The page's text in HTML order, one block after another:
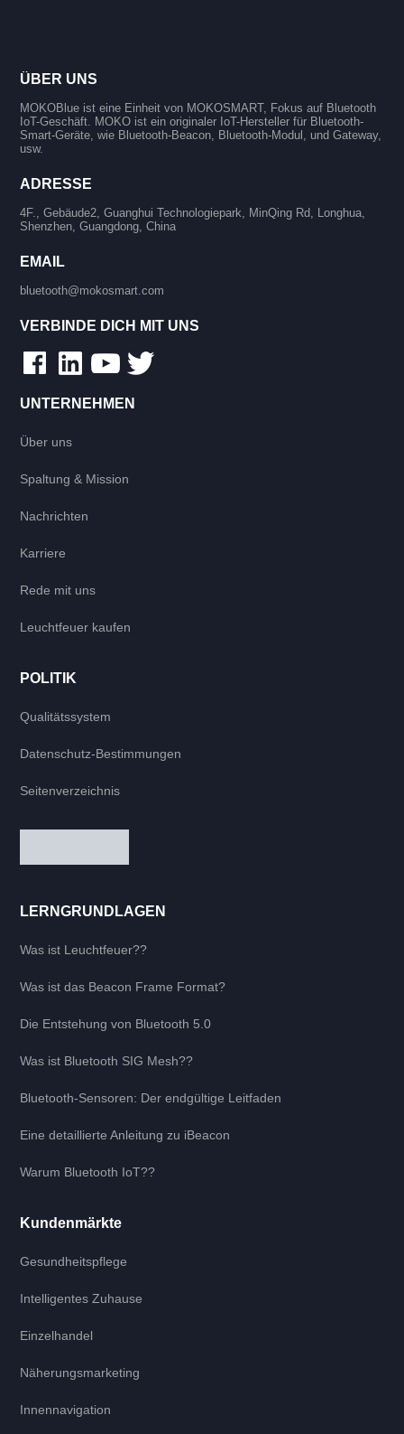
ÜBER UNS
MOKOBlue ist eine Einheit von MOKOSMART, Fokus auf Bluetooth
IoT-Geschäft. MOKO ist ein originaler IoT-Hersteller für Bluetooth-
Smart-Geräte, wie Bluetooth-Beacon, Bluetooth-Modul, und Gateway,
usw.
ADRESSE
4F., Gebäude2, Guanghui Technologiepark, MinQing Rd, Longhua,
Shenzhen, Guangdong, China
EMAIL
bluetooth@mokosmart.com
VERBINDE DICH MIT UNS
UNTERNEHMEN
Über uns
Spaltung & Mission
Nachrichten
Karriere
Rede mit uns
Leuchtfeuer kaufen
POLITIK
Qualitätssystem
Datenschutz-Bestimmungen
Seitenverzeichnis
LERNGRUNDLAGEN
Was ist Leuchtfeuer??
Was ist das Beacon Frame Format?
Die Entstehung von Bluetooth 5.0
Was ist Bluetooth SIG Mesh??
Bluetooth-Sensoren: Der endgültige Leitfaden
Eine detaillierte Anleitung zu iBeacon
Warum Bluetooth IoT??
Kundenmärkte
Gesundheitspflege
Intelligentes Zuhause
Einzelhandel
Näherungsmarketing
Innennavigation